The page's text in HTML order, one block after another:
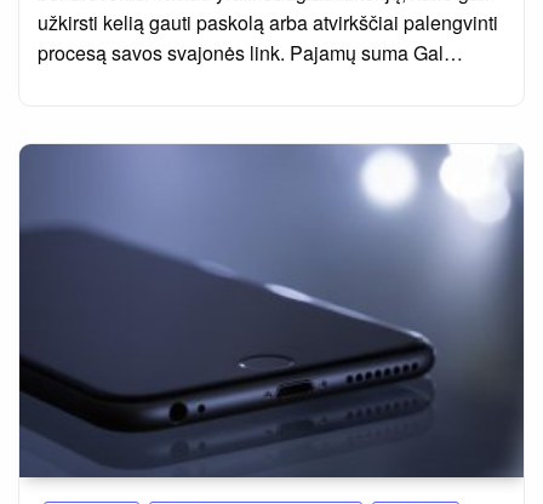
užkirsti kelią gauti paskolą arba atvirkščiai palengvinti
procesą savos svajonės link. Pajamų suma Gal…